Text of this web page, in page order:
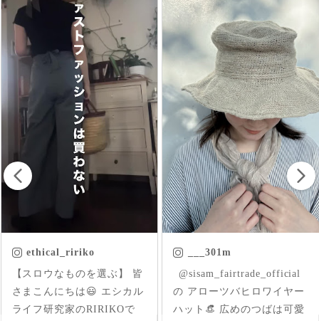
___301m
ㅤㅤㅤ @sisam_fairtrade_official
の アローツバヒロワイヤー
ハット👒 広めのつばは可愛
chica.chikako
首元にはいった草花刺繍が
さりげなくアクセントにな
ったインド産のオーガニッ